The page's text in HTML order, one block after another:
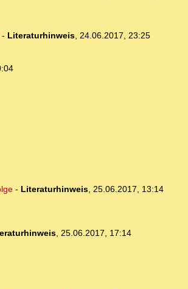
Literaturhinweis, 24.06.2017, 23:25
- Literaturhinweis, 25.06.2017, 13:14
, 25.06.2017, 17:14